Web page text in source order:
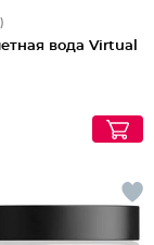
вода Virtual